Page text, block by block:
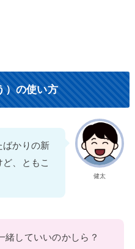
）の使い方
健太
ばかりの新
、ともこ
緒していいのかしら？